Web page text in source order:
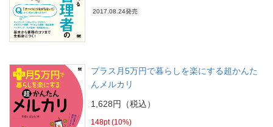
2017.08.24発売
プラス月5万円で暮らしを楽にする超かんた
んメルカリ
1,628円（税込）
148pt (10%)